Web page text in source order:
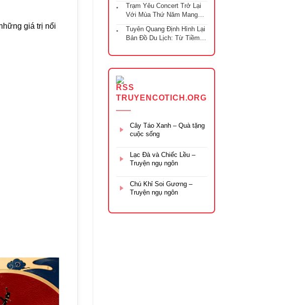
giá trị nổi
Vượng
Trạm Yêu Concert Trở Lại
Với Mùa Thứ Năm Mang
Tuyên Quang Định Hình Lại
Bản Đồ Du Lịch: Từ Tiềm
Trải Nghiệm Đa Tầng
TRUYENCOTICH.ORG
Cây Táo Xanh – Quà tặng
cuộc sống
Lạc Đà và Chiếc Lều –
Truyện ngụ ngôn
Chú Khỉ Soi Gương –
Truyện ngụ ngôn